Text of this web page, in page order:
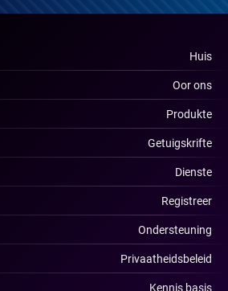
Huis
Oor ons
Produkte
Getuigskrifte
Dienste
Registreer
Ondersteuning
Privaatheidsbeleid
Kennis basis